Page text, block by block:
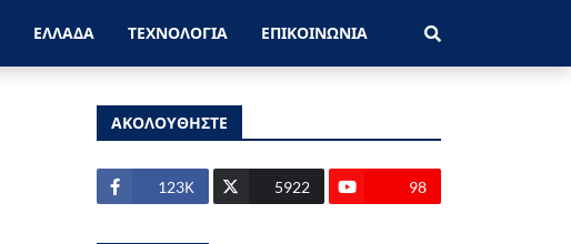
ΕΛΛΑΔΑ ΤΕΧΝΟΛΟΓΙΑ ΕΠΙΚΟΙΝΩΝΙΑ
ΑΚΟΛΟΥΘΗΣΤΕ
123Κ 5922 98